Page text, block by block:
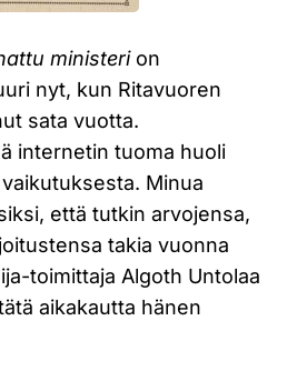
ministerion
nyt, kun Ritavuoren
sata vuotta.
internetin tuoma huoli
Minua
että tutkin arvojensa,
takia vuonna
toimittaja Algoth Untolaa
aikakautta hänen